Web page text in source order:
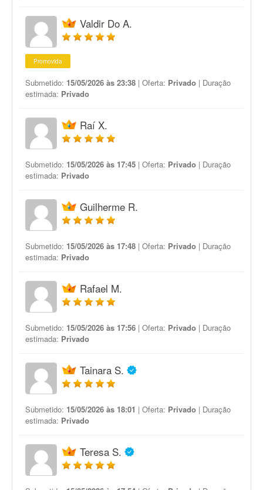
Valdir Do A.
Promovida
Submetido: 15/05/2026 às 23:38 | Oferta: Privado | Duração
estimada: Privado
Raí X.
Submetido: 15/05/2026 às 17:45 | Oferta: Privado | Duração
estimada: Privado
Guilherme R.
Submetido: 15/05/2026 às 17:48 | Oferta: Privado | Duração
estimada: Privado
Rafael M.
Submetido: 15/05/2026 às 17:56 | Oferta: Privado | Duração
estimada: Privado
Tainara S.
Submetido: 15/05/2026 às 18:01 | Oferta: Privado | Duração
estimada: Privado
Teresa S.